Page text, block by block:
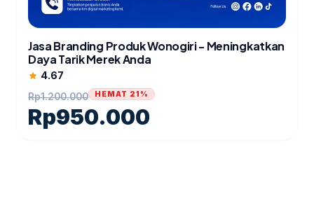
Jasa Branding Produk Wonogiri - Meningkatkan
Daya Tarik Merek Anda
star 4.67
Rp1.200.000
Rp950.000
HEMAT 21%